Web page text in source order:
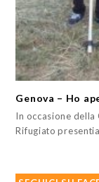
Genova – Ho
In occasione della
Rifugiato